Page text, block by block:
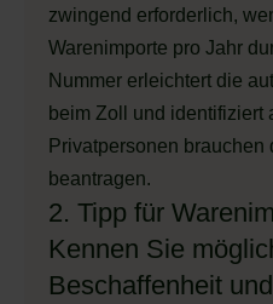
zwingend erforderlich,
Warenimporte pro Jahr
Nummer erleichtert die
beim Zoll und identifiziert
Privatpersonen brauchen
beantragen.
2. Tipp für
Kennen Sie
Beschaffenheit